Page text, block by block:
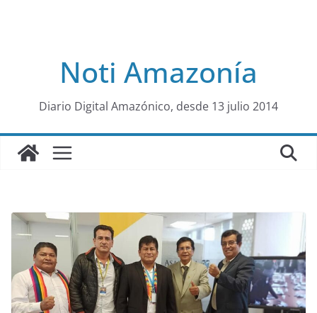
al
Noti Amazonía
Diario Digital Amazónico, desde 13 julio 2014